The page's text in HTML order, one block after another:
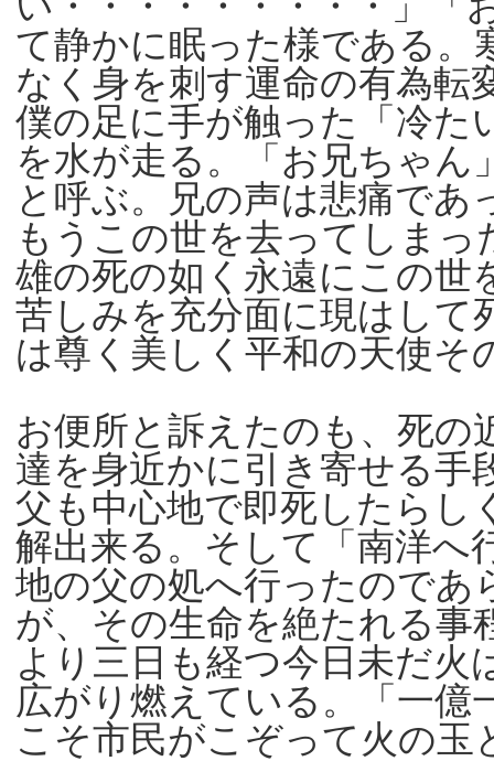
て静かに眠った様である。
なく身を刺す運命の有為転
僕の足に手が触った「冷た
を水が走る。「お兄ちゃん
と呼ぶ。兄の声は悲痛で
もうこの世を去ってしま
雄の死の如く永遠にこの世
苦しみを充分面に現はして
は尊く美しく平和の天使そ
お便所と訴えたのも、死の
達を身近かに引き寄せる手
父も中心地で即死したらし
解出来る。そして「南洋へ
地の父の処へ行ったのであ
が、その生命を絶たれる事
より三日も経つ今日未だ火
広がり燃えている。「一億
こそ市民がこぞって火の